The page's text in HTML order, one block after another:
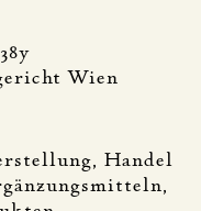
Wien
Handel